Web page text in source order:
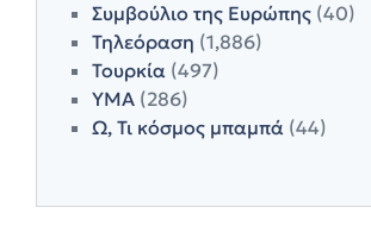
Συμβούλιο της Ευρώπης (40)
Τηλεόραση (1,886)
Τουρκία (497)
ΥΜΑ (286)
Ω, Τι κόσμος μπαμπά (44)